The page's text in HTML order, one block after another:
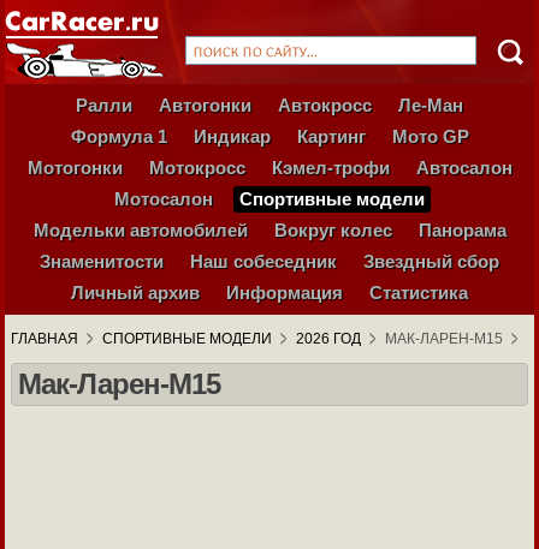
Ралли Автогонки Автокросс
Ле-Ман
Формула 1
Индикар Картинг
Мото GP
Мотогонки
Мотокросс Кэмел-трофи
Автосалон
Мотосалон
Спортивные модели
Модельки автомобилей
Вокруг колес
Панорама
Знаменитости
Наш собеседник
Звездный сбор
Личный архив
Информация Статистика
ГЛАВНАЯ СПОРТИВНЫЕ МОДЕЛИ 2026 ГОД МАК-ЛАРЕН-М15
Мак-Ларен-М15